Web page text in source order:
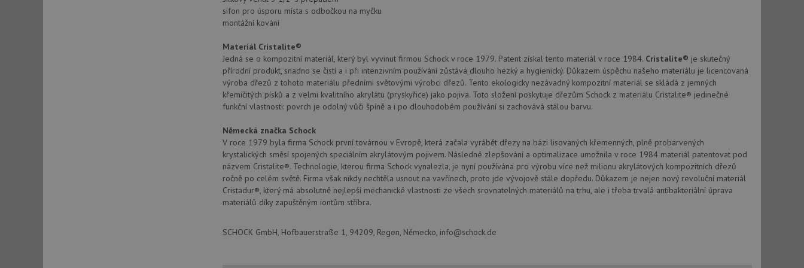
sifon pro úsporu místa s odbočkou na myčku
montážní kování
Materiál Cristalite®
Jedná se o kompozitní materiál, který byl vyvinut firmou Schock v roce 1979. Patent získal tento materiál v roce 1984. Cristalite® je skutečný
přírodní produkt, snadno se čistí a i při intenzivním používání zůstává dlouho hezký a hygienický. Důkazem úspěchu našeho materiálu je licencovaná
výroba dřezů z tohoto materiálu předními světovými výrobci dřezů. Tento ekologicky nezávadný kompozitní materiál se skládá z jemných
křemičitých písků a z velmi kvalitního akrylátu (pryskyřice) jako pojiva. Toto složení poskytuje dřezům Schock z materiálu Cristalite® jedinečné
funkční vlastnosti: povrch je odolný vůči špíně a i po dlouhodobém používání si zachovává stálou barvu.
Německá značka Schock
V roce 1979 byla firma Schock první továrnou v Evropě, která začala vyrábět dřezy na bázi lisovaných křemenných, plně probarvených
krystalických směsí spojených speciálním akrylátovým pojivem. Následné zlepšování a optimalizace umožnila v roce 1984 materiál patentovat pod
názvem Cristalite®. Technologie, kterou firma Schock vynalezla, je nyní používána pro výrobu více než milionu akrylátových kompozitních dřezů
ročně po celém světě. Firma však nikdy nechtěla usnout na vavřínech, proto jde vývojově stále dopředu. Důkazem je nejen nový revoluční materiál
Cristadur®, který má absolutně nejlepší mechanické vlastnosti ze všech srovnatelných materiálů na trhu, ale i třeba trvalá antibakteriální úprava
materiálů díky zapuštěným iontům stříbra.
SCHOCK GmbH, Hofbauerstraße 1, 94209, Regen, Německo, info@schock.de
.schock-
drezy.cz
4 týdny 2
dny
Toto je velmi běžný název souboru cookie, ale pokud je
nalezen jako soubor cookie relace, bude pravděpodobně
použit jako pro správu stavu relace.
test_cookie
Google LLC
.doubleclick.net
15 minut
Tento soubor cookie nastavuje společnost DoubleClick
(kterou vlastní společnost Google), aby zjistila, zda prohlížeč
Google LLC
.youtube.com
Zavřením
prohlížeče
Tento soubor cookie nastavuje YouTube ke sledování
zobrazení vložených videí.
_gcl_au
Google LLC
.schock-
drezy.cz
3 měsíce
Tento soubor cookie nastavuje společnost Doubleclick a
provádí informace o tom, jak koncový uživatel používá
webové stránky a jakoukoli reklamu, kterou koncový uživatel
mohl vidět před návštěvou uvedeného webu.
__Secure-ROLLOUT_TOKEN
.youtube.com
6 měsíců
.youtube.com
uživatelských předvoleb pro videa Youtube vložená do